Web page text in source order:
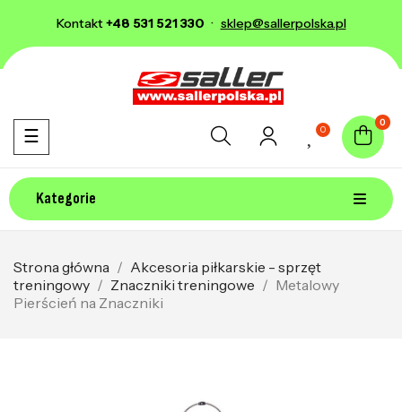
Kontakt+48 531 521 330 · sklep@sallerpolska.pl
0
0
Kategorie
Toggle navigation
☰
Strona główna
Akcesoria piłkarskie - sprzęt
treningowy
Znaczniki treningowe
Metalowy
Pierścień na Znaczniki